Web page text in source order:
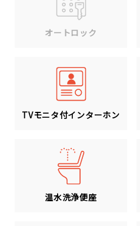
オートロック
TVモニタ付インターホン
温水洗浄便座